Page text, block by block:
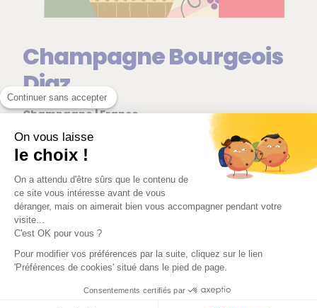
Continuer sans accepter
On vous laisse
le choix !
On a attendu d'être sûrs que le contenu de
ce site vous intéresse avant de vous
déranger, mais on aimerait bien vous accompagner pendant votre
visite...
C'est OK pour vous ?
Pour modifier vos préférences par la suite, cliquez sur le lien
'Préférences de cookies' situé dans le pied de page.
Consentements certifiés par
Champagne Bourgeois
Diaz
Champagne | France
Au sein de la Vallée de la Marne, Bourgeois-Diaz
explore la biodynamie avec une rigueur qui se lit
dans la pureté de ses champagnes. Le Pinot
Meunier, cépage dominant, montre ici une
précision inhabituelle : fruit clair, fines bulles,
tension régulière. Les élevages sur lies prolongées
apportent du volume sans lourdeur, créant des
équilibres mûrs mais vibrants. Les vins affichent une
texture serrée, avec une allonge qui gagne en
densité à l’aération. Un style sincère, droit, qui